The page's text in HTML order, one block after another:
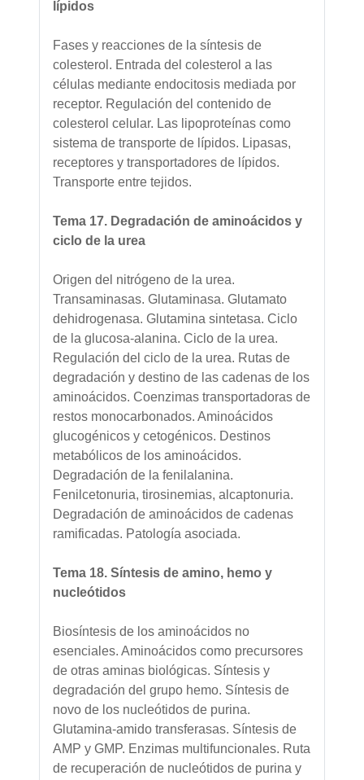
lípidos
Fases y reacciones de la síntesis de
colesterol. Entrada del colesterol a las
células mediante endocitosis mediada por
receptor. Regulación del contenido de
colesterol celular. Las lipoproteínas como
sistema de transporte de lípidos. Lipasas,
receptores y transportadores de lípidos.
Transporte entre tejidos.
Tema 17. Degradación de aminoácidos y
ciclo de la urea
Origen del nitrógeno de la urea.
Transaminasas. Glutaminasa. Glutamato
dehidrogenasa. Glutamina sintetasa. Ciclo
de la glucosa-alanina. Ciclo de la urea.
Regulación del ciclo de la urea. Rutas de
degradación y destino de las cadenas de los
aminoácidos. Coenzimas transportadoras de
restos monocarbonados. Aminoácidos
glucogénicos y cetogénicos. Destinos
metabólicos de los aminoácidos.
Degradación de la fenilalanina.
Fenilcetonuria, tirosinemias, alcaptonuria.
Degradación de aminoácidos de cadenas
ramificadas. Patología asociada.
Tema 18. Síntesis de amino, hemo y
nucleótidos
Biosíntesis de los aminoácidos no
esenciales. Aminoácidos como precursores
de otras aminas biológicas. Síntesis y
degradación del grupo hemo. Síntesis de
novo de los nucleótidos de purina.
Glutamina-amido transferasas. Síntesis de
AMP y GMP. Enzimas multifuncionales. Ruta
de recuperación de nucleótidos de purina y